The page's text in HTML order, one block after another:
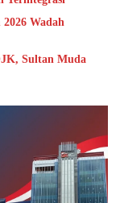
Wadah
Sultan Muda